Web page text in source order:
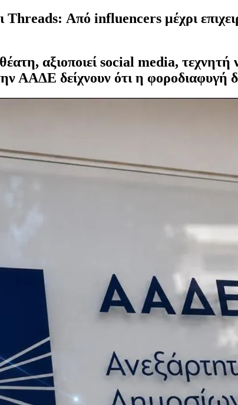
Από influencers μέχρι
αξιοποιεί social media, τεχνητή
ΑΑΔΕ δείχνουν ότι η φοροδιαφυγή